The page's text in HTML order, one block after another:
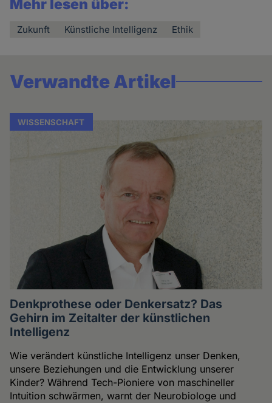
Mehr lesen über:
Zukunft Künstliche Intelligenz Ethik
Verwandte Artikel
WISSENSCHAFT
Denkprothese oder Denkersatz? Das
Gehirn im Zeitalter der künstlichen
Intelligenz
Wie verändert künstliche Intelligenz unser Denken,
unsere Beziehungen und die Entwicklung unserer
Kinder? Während Tech-Pioniere von maschineller
Intuition schwärmen, warnt der Neurobiologe und